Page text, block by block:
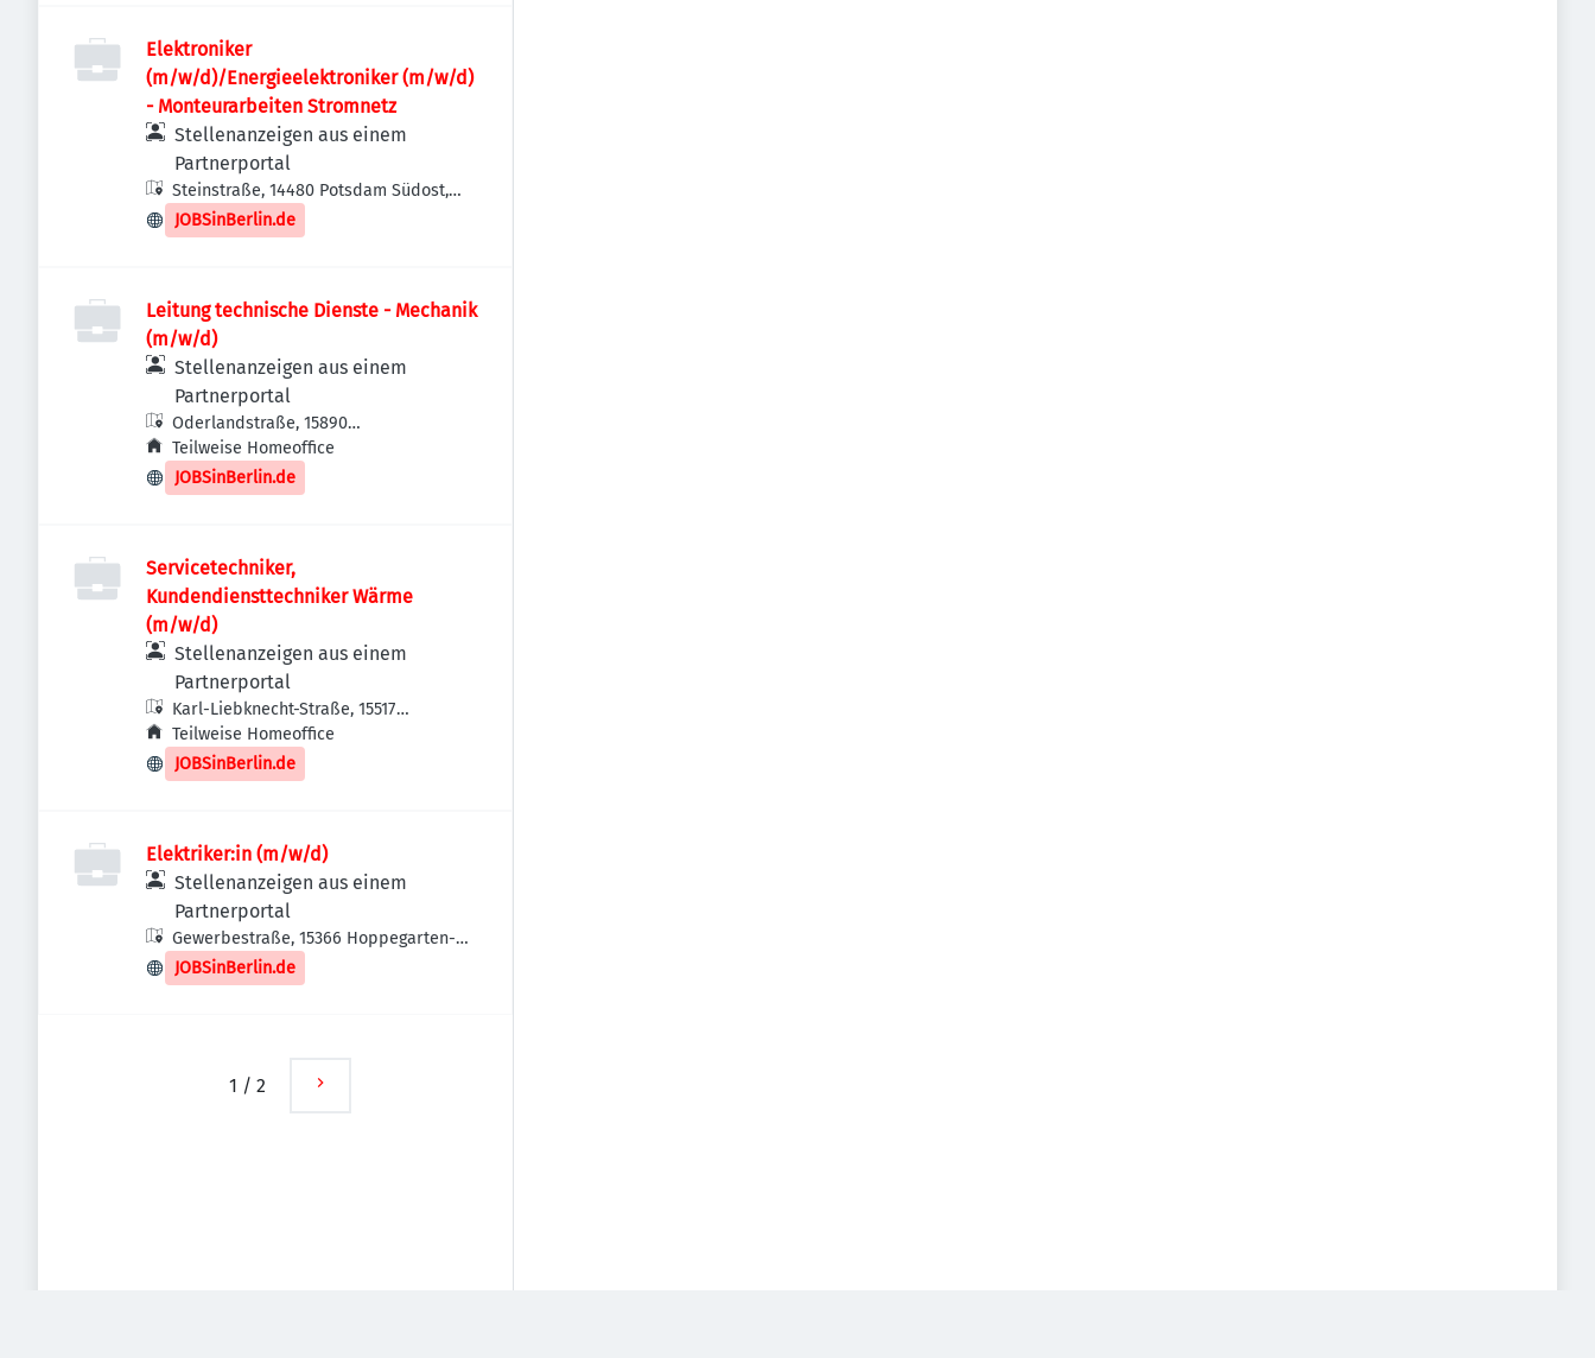
Elektroniker
(m/w/d)/Energieelektroniker (m/w/d)
- Monteurarbeiten Stromnetz
Stellenanzeigen aus einem
Partnerportal
Steinstraße, 14480 Potsdam Südost,
Deutschland
JOBSinBerlin.de
Leitung technische Dienste - Mechanik
(m/w/d)
Stellenanzeigen aus einem
Partnerportal
Oderlandstraße, 15890
Eisenhüttenstadt, Deutschland
Teilweise Homeoffice
JOBSinBerlin.de
Servicetechniker,
Kundendiensttechniker Wärme
(m/w/d)
Stellenanzeigen aus einem
Partnerportal
Karl-Liebknecht-Straße, 15517
Fürstenwalde/Spree, Deutschland
Teilweise Homeoffice
JOBSinBerlin.de
Elektriker:in (m/w/d)
Stellenanzeigen aus einem
Partnerportal
Gewerbestraße, 15366 Hoppegarten-
Dahlwitz-Hoppegarten, Deutschland
JOBSinBerlin.de
1 / 2